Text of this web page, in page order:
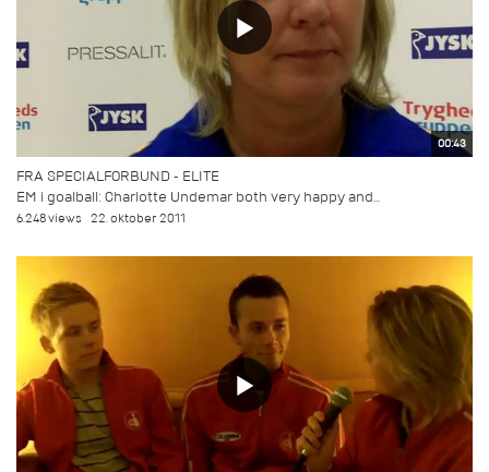
00:43
FRA SPECIALFORBUND - ELITE
EM i goalball: Charlotte Undemar both very happy and...
6.248 views 22. oktober 2011